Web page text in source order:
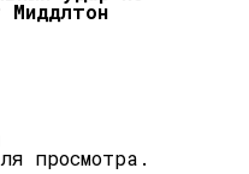
Миддлтон
просмотра.